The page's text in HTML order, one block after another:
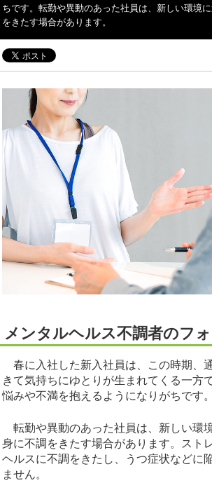
ちです。転勤や異動のあった社員は、新しい環境
をきたす場合があります。
メンタルヘルス不調者のフ
春に入社した新入社員は、この時期、
きて気持ちにゆとりが生まれてくる一方
悩みや不満を抱えるようになりがちです。
転勤や異動のあった社員は、新しい環
身に不調をきたす場合があります。スト
ヘルスに不調をきたし、うつ症状などに
ません。